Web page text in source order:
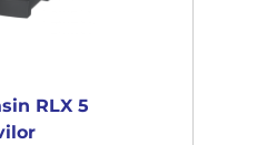
RLX 5